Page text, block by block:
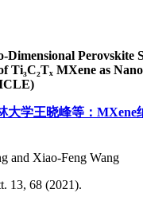
Dimensional Perovskite
Ti₃C₂Tₓ MXene as
大学王晓峰等：MXene
and Xiao-Feng Wang
13, 68 (2021).